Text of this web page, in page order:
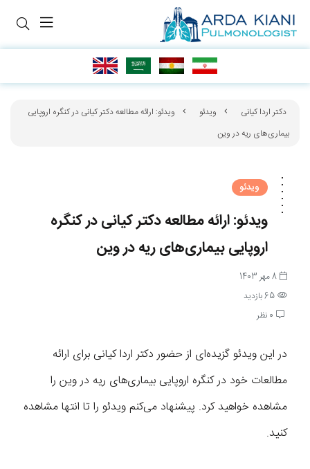
دکتر اردا کیانی ویدئو
ویدئو: ارائه مطالعه دکتر کیانی در کنگره اروپایی
بیماری‌های ریه در وین
ویدئو
ویدئو: ارائه مطالعه دکتر کیانی در کنگره
اروپایی بیماری‌های ریه در وین
8 مهر 1403
65 بازدید
0 نظر
در این ویدئو گزیده‌ای از حضور دکتر اردا کیانی برای ارائه
مطالعات خود در کنگره اروپایی بیماری‌های ریه در وین را
مشاهده خواهید کرد. پیشنهاد می‌کنم ویدئو را تا انتها مشاهده
کنید.